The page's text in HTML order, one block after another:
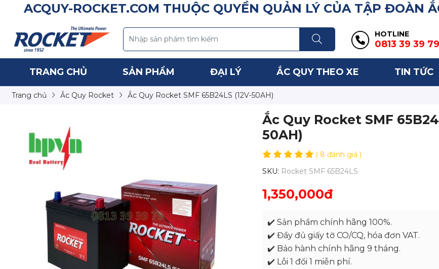
ACQUY-ROCKET.COM THUỘC QUYỀN QUẢN LÝ CỦA TẬP ĐOÀN
HOTLINE
0813 39 39 79
TRANG CHỦ SẢN PHẨM ĐẠI LÝ ẮC QUY THEO XE TIN TỨC
Trang chủ Ắc Quy Rocket Ắc Quy Rocket SMF 65B24LS (12V-50AH)
Ắc Quy Rocket SMF
50AH)
( 8 đánh giá )
SKU: Rocket SMF 65B24LS
1,350,000đ
✔️ Sản phẩm chính hãng 100%.
✔️ Đầy đủ giấy tờ CO/CQ, hóa đơn VAT.
✔️ Bảo hành chính hãng 9 tháng.
✔️ Lỗi 1 đổi 1 miễn phí.